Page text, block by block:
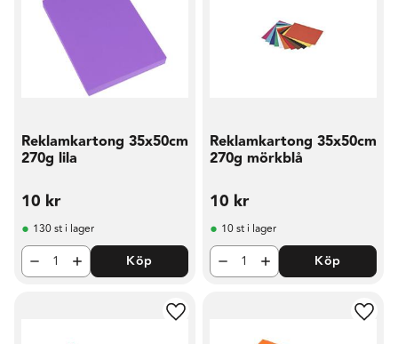
Reklamkartong 35x50cm
270g lila
10 kr
130 st i lager
Köp
Reklamkartong 35x50cm
270g mörkblå
10 kr
10 st i lager
Köp
Lägg till i favoriter